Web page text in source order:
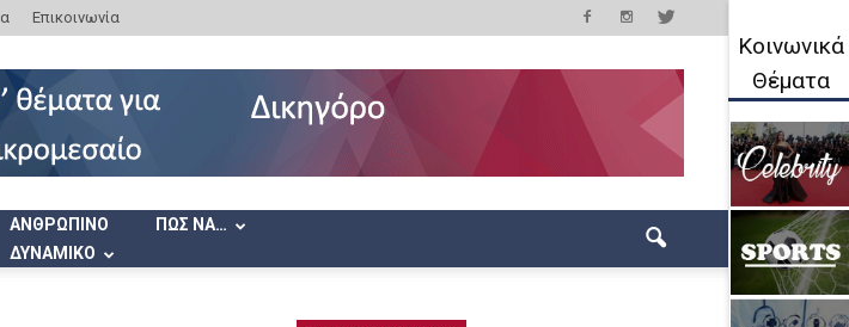
Επικοινωνία
ΑΝΘΡΩΠΙΝΟ
ΔΥΝΑΜΙΚΟ
ΠΩΣ ΝΑ…
Κοινωνικά
Θέματα